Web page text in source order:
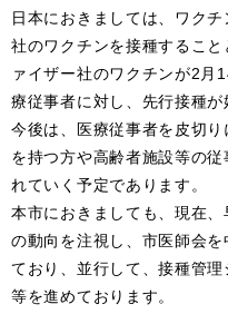
日本におきましては、ワク
社のワクチンを接種するこ
ァイザー社のワクチンが2月
療従事者に対し、先行接種が
今後は、医療従事者を皮切
を持つ方や高齢者施設等の
れていく予定であります。
本市におきましても、現在
の動向を注視し、市医師会
ており、並行して、接種管
等を進めております。